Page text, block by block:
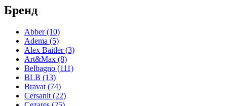
Универсал
Бренд
Abber(10)
Adema (5)
Alex Baitler(3)
Art&Max (8)
Belbagno (111)
BLB (13)
Bravat (74)
Cersanit (22)